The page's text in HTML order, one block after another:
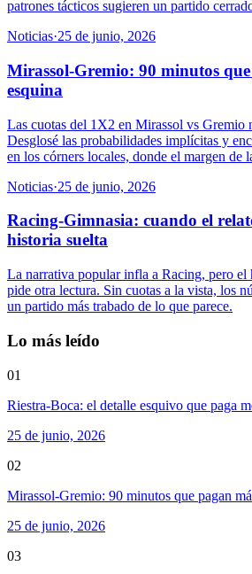
patrones tácticos sugieren un partido
Noticias·25 de junio, 2026
Mirassol-Gremio: 90 minutos
esquina
Las cuotas del 1X2 en Mirassol vs Gremio
Desglosé las probabilidades implícitas y
en los córners locales, donde el margen de
Noticias·25 de junio, 2026
Racing-Gimnasia: cuando el
historia suelta
La narrativa popular infla a Racing, pero el
pide otra lectura. Sin cuotas a la vista, los
un partido más trabado de lo que parece.
Lo más leído
01
Riestra-Boca: el detalle esquivo que paga
25 de junio, 2026
02
Mirassol-Gremio: 90 minutos que pagan
25 de junio, 2026
03